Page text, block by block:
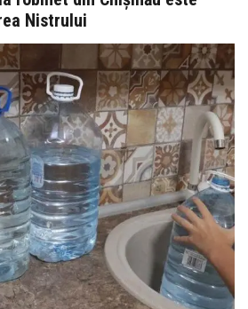
Nistrului